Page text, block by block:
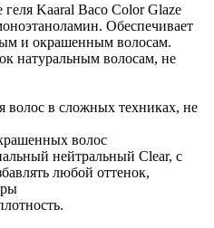
Kaaral Baco Color Glaze
Обеспечивает
и окрашенным волосам.
натуральным волосам, не
волос в сложных техниках, не
волос
нейтральный Clear, с
любой оттенок,